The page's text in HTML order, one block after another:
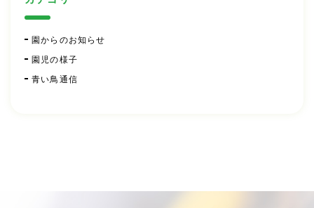
園からのお知らせ
園児の様子
青い鳥通信